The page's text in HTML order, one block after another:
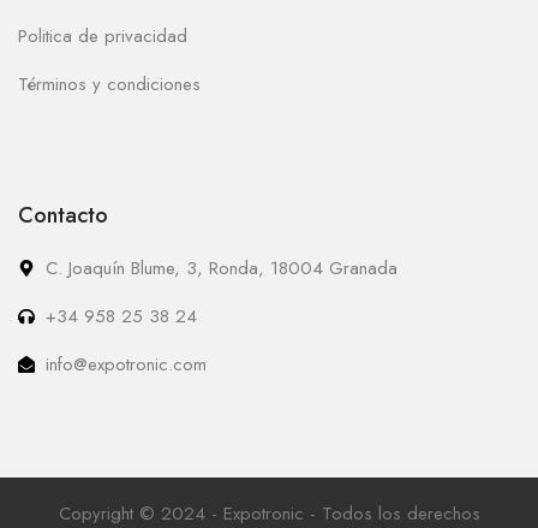
Politica de privacidad
Términos y condiciones
Contacto
C. Joaquín Blume, 3, Ronda, 18004 Granada
+34 958 25 38 24
info@expotronic.com
Copyright © 2024 - Expotronic - Todos los derechos